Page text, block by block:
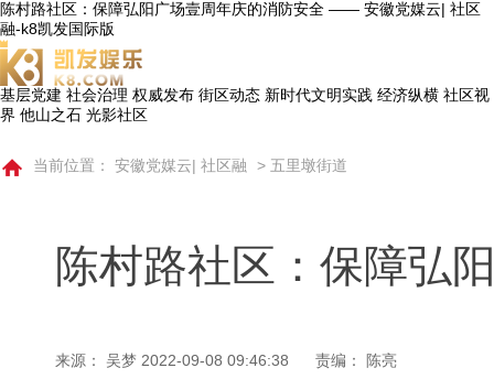
陈村路社区：保障弘阳广场壹周年庆的消防安全 —— 安徽党媒云| 社区
融-k8凯发国际版
基层党建 社会治理 权威发布 街区动态 新时代文明实践 经济纵横 社区视
界 他山之石 光影社区
当前位置： 安徽党媒云| 社区融 > 五里墩街道
陈村路社区：保障弘
来源： 吴梦 2022-09-08 09:46:38 责编： 陈亮